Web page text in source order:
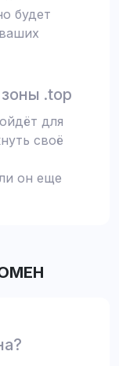
будет
.top
для
своё
он еще